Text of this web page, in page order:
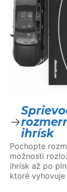
ihrísk
Pochopte
možnosti
ihrísk až po
ktoré